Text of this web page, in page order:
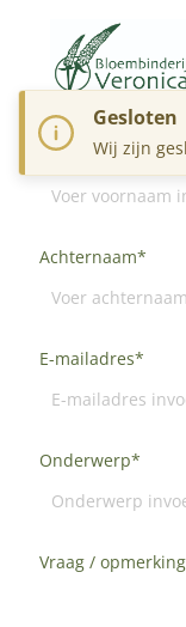
Contact
Voornaam*
Achternaam*
E-mailadres*
Onderwerp*
Vraag /
Gesloten
Wij zijn